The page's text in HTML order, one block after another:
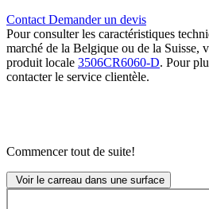
Contact Demander un devis
Pour consulter les caractéristiques
marché de la Belgique ou de la Suisse,
produit locale 3506CR6060-D. Pour
contacter le service clientèle.
Commencer tout de suite!
Voir le carreau dans une surface